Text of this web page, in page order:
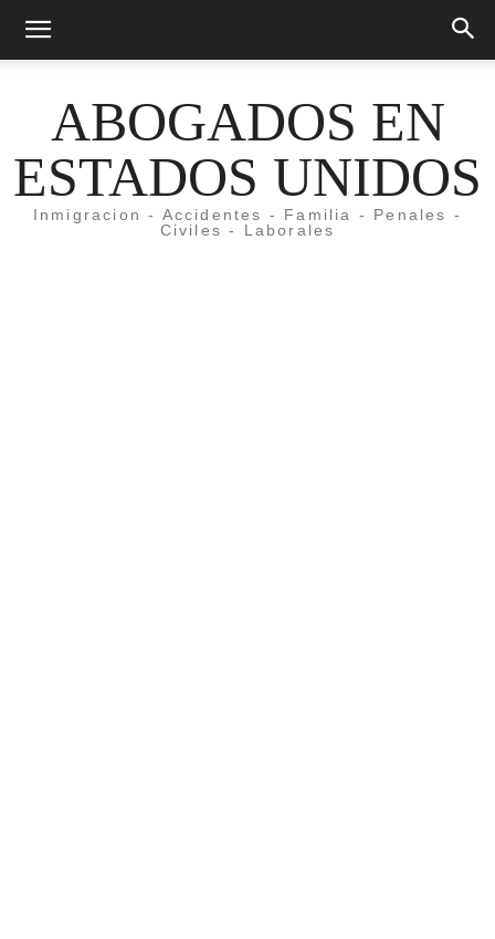
ABOGADOS EN
ESTADOS UNIDOS
Inmigracion - Accidentes - Familia - Penales -
Civiles - Laborales